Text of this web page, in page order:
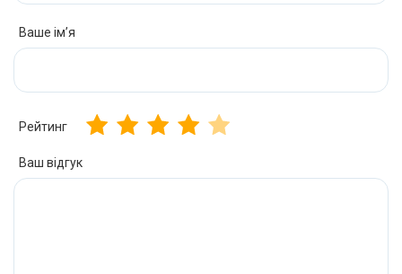
Ваше ім’я
Рейтинг
Ваш відгук